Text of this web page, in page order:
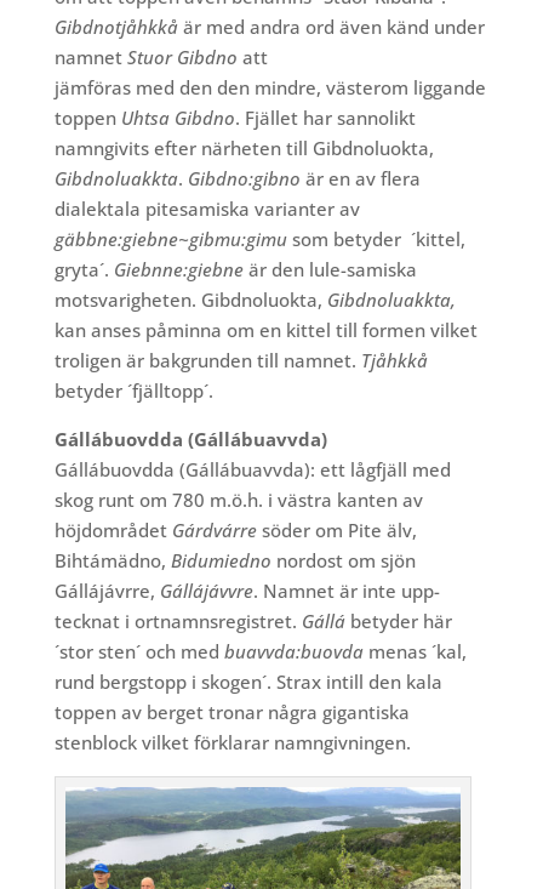
Gibdnotjåhkkåär med andra ord även känd under
namnet Stuor Gibdno att
jämföras med den den mindre, västerom liggande
toppen Uhtsa Gibdno. Fjället har sannolikt
namngivits efter närheten till Gibdnoluokta,
Gibdnoluakkta. Gibdno:gibno är en av flera
dialektala pitesamiska varianter av
gäbbne:giebne~gibmu:gimusom betyder ´kittel,
gryta´. Giebnne:giebneär den lule-samiska
motsvarigheten. Gibdnoluokta, Gibdnoluakkta,
kan anses påminna om en kittel till formen vilket
troligen är bakgrunden till namnet. Tjåhkkå
betyder ´fjälltopp´.
Gállábuovdda (Gállábuavvda)
Gállábuovdda (Gállábuavvda): ett lågfjäll med
skog runt om 780 m.ö.h. i västra kanten av
höjdområdet Gárdvárre söder om Pite älv,
Bihtámädno, Bidumiedno nordost om sjön
Gállájávrre, Gállájávvre. Namnet är inte upp-
tecknat i ortnamnsregistret. Gállábetyder här
´stor sten´ och med buavvda:buovdamenas ´kal,
rund bergstopp i skogen´. Strax intill den kala
toppen av berget tronar några gigantiska
stenblock vilket förklarar namngivningen.